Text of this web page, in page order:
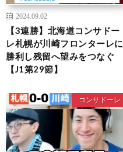
2024.09.02
【3連勝】北海道コンサドー
レ札幌が川崎フロンターレに
勝利し残留へ望みをつなぐ
【J1第29節】
コンサドーレ